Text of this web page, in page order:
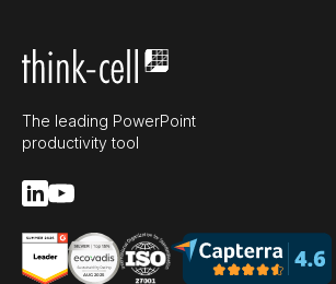
The leading PowerPoint
productivity tool